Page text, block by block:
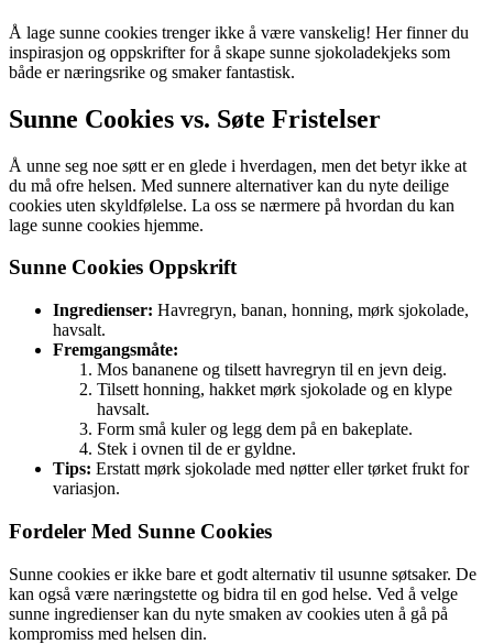
Å lage sunne cookies trenger ikke å være vanskelig! Her finner du
inspirasjon og oppskrifter for å skape sunne sjokoladekjeks som
både er næringsrike og smaker fantastisk.
Sunne Cookies vs. Søte Fristelser
Å unne seg noe søtt er en glede i hverdagen, men det betyr ikke at
du må ofre helsen. Med sunnere alternativer kan du nyte deilige
cookies uten skyldfølelse. La oss se nærmere på hvordan du kan
lage sunne cookies hjemme.
Sunne Cookies Oppskrift
Ingredienser: Havregryn, banan, honning, mørk sjokolade,
havsalt.
Fremgangsmåte:
Mos bananene og tilsett havregryn til en jevn deig.
Tilsett honning, hakket mørk sjokolade og en klype
havsalt.
Form små kuler og legg dem på en bakeplate.
Stek i ovnen til de er gyldne.
Tips: Erstatt mørk sjokolade med nøtter eller tørket frukt for
variasjon.
Fordeler Med Sunne Cookies
Sunne cookies er ikke bare et godt alternativ til usunne søtsaker. De
kan også være næringstette og bidra til en god helse. Ved å velge
sunne ingredienser kan du nyte smaken av cookies uten å gå på
kompromiss med helsen din.